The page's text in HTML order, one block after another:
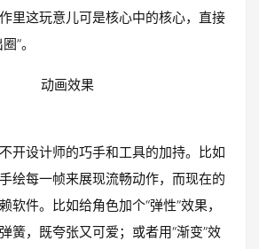
里这玩意儿可是核心中的核心，直接
”。
开设计师的巧手和工具的加持。比如
绘每一帧来展现流畅动作，而现在的
软件。比如给角色加个“弹性”效果，
簧，既夸张又可爱；或者用“渐变”效